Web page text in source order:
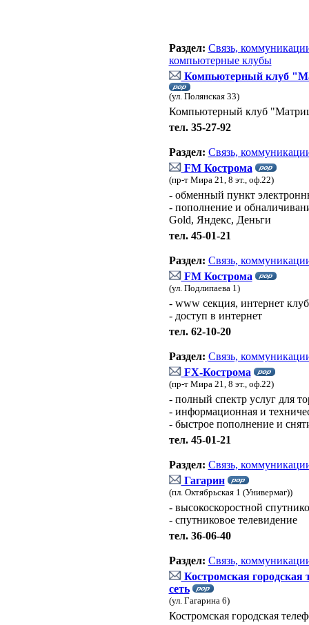
Раздел: Связь,
компьютерные клубы
Компьютерный клуб
(ул. Полянская 33)
Компьютерный клуб
тел. 35-27-92
Раздел: Связь,
FM Кострома
(пр-т Мира 21, 8 эт., оф.22)
- обменный пункт
- пополнение и
Gold, Яндекс, Деньги
тел. 45-01-21
Раздел: Связь,
FM Кострома
(ул. Подлипаева 1)
- www секция, интернет клуб
- доступ в интернет
тел. 62-10-20
Раздел: Связь,
FX-Кострома
(пр-т Мира 21, 8 эт., оф.22)
- полный спектр услуг для
- информационная и
- быстрое пополнение и
тел. 45-01-21
Раздел: Связь,
Гагарин
(пл. Октябрьская 1 (Универмаг))
- высокоскоростной
- спутниковое телевидение
тел. 36-06-40
Раздел: Связь,
Костромская городская
сеть
(ул. Гагарина 6)
Костромская городская